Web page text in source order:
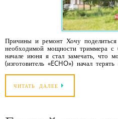
Причины и ремонт Хочу поделиться
необходимой мощности триммера с
начале июня я стал замечать, что
(изготовитель «ECHO») начал
ЧИТАТЬ ДАЛЕЕ